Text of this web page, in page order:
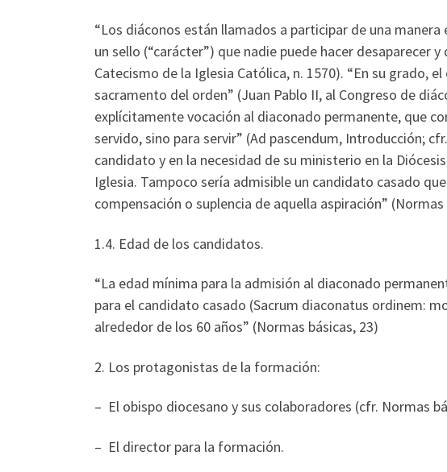
“Los diáconos están llamados a participar de una
un sello (“carácter”) que nadie puede hacer desaparecer
Catecismo de la Iglesia Católica, n. 1570). “En su grado,
sacramento del orden” (Juan Pablo II, al Congreso de
explícitamente vocación al diaconado permanente, que
servido, sino para servir” (Ad pascendum, Introducción;
candidato y en la necesidad de su ministerio en la
Iglesia. Tampoco sería admisible un candidato casado
compensación o suplencia de aquella aspiración” (Normas
1.4. Edad de los candidatos.
“La edad mínima para la admisión al diaconado
para el candidato casado (Sacrum diaconatus ordinem:
alrededor de los 60 años” (Normas básicas, 23)
2. Los protagonistas de la formación:
– El obispo diocesano y sus colaboradores (cfr. Normas
– El director para la formación.